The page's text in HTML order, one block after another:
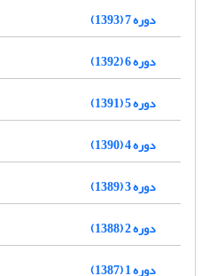
دوره 7 (1393)
دوره 6 (1392)
دوره 5 (1391)
دوره 4 (1390)
دوره 3 (1389)
دوره 2 (1388)
دوره 1 (1387)